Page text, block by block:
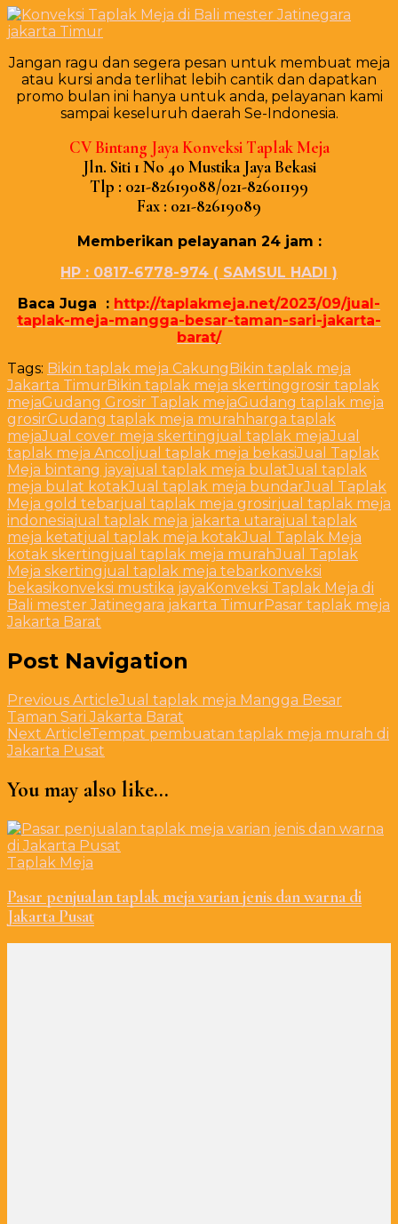
Jangan ragu dan segera pesan untuk membuat meja
atau kursi anda terlihat lebih cantik dan dapatkan
promo bulan ini hanya untuk anda, pelayanan kami
sampai keseluruh daerah Se-Indonesia.
CV Bіntаng Jауа Konveksi Tарlаk Mеја
Jln. Sіtі 1 Nо 40 Muѕtіkа Jауа Bеkаѕі
Tlр : 021-82619088/021-82601199
Fаx : 021-82619089
Mеmbеrіkаn реlауаnаn 24 јаm :
HP : 0817-6778-974 ( SAMSUL HADI )
Baca Juga : http://taplakmeja.net/2023/09/jual-
taplak-meja-mangga-besar-taman-sari-jakarta-
barat/
Tags: Bikin taplak meja CakungBikin taplak meja
Jakarta TimurBikin taplak meja skertinggrosir taplak
mejaGudang Grosir Taplak mejaGudang taplak meja
grosirGudang taplak meja murah harga taplak
mejaJual cover meja skertingjual taplak mejaJual
taplak meja Ancol jual taplak meja bekasiJual Taplak
Meja bintang jayajual taplak meja bulatJual taplak
meja bulat kotakJual taplak meja bundarJual Taplak
Meja gold tebarjual taplak meja grosirjual taplak meja
indonesiajual taplak meja jakarta utarajual taplak
meja ketatjual taplak meja kotakJual Taplak Meja
kotak skertingjual taplak meja murahJual Taplak
Meja skertingjual taplak meja tebar konveksi
bekasi konveksi mustika jayaKonveksi Taplak Meja di
Bali mester Jatinegara jakarta TimurPasar taplak meja
Jakarta Barat
Post Navigation
Previous ArticleJual taplak meja Mangga Besar
Taman Sari Jakarta Barat
Next ArticleTempat pembuatan taplak meja murah di
Jakarta Pusat
You may also like...
Taplak Meja
Pasar penjualan taplak meja varian jenis dan warna di
Jakarta Pusat